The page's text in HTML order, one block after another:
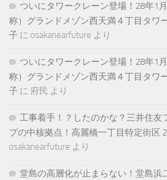
ついにタワークレーン登場！28年1
称）グランドメゾン西天満４丁目タワ
子 に osakanearfuture より
ついにタワークレーン登場！28年1
称）グランドメゾン西天満４丁目タワ
子 に 府民 より
工事着手！？したのかな？三井住友
プの中核拠点！高麗橋一丁目特定街区
osakanearfuture より
堂島の高層化が止まらない！堂島浜